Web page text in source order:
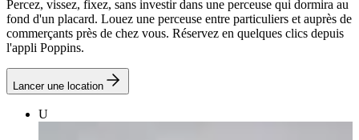
Percez, vissez, fixez, sans investir dans une perceuse qui dormira au
fond d'un placard. Louez une perceuse entre particuliers et auprès de
commerçants près de chez vous. Réservez en quelques clics depuis
l'appli Poppins.
Lancer une location
U